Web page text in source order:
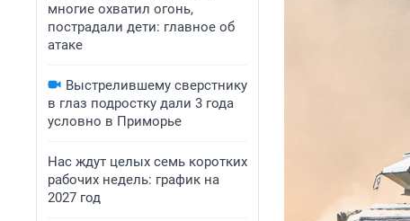
многие охватил огонь,
пострадали дети: главное об
атаке
Выстрелившему сверстнику
в глаз подростку дали 3 года
условно в Приморье
Нас ждут целых семь коротких
рабочих недель: график на
2027 год